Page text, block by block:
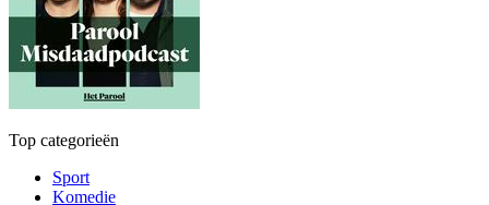
Top categorieën
Sport
Komedie